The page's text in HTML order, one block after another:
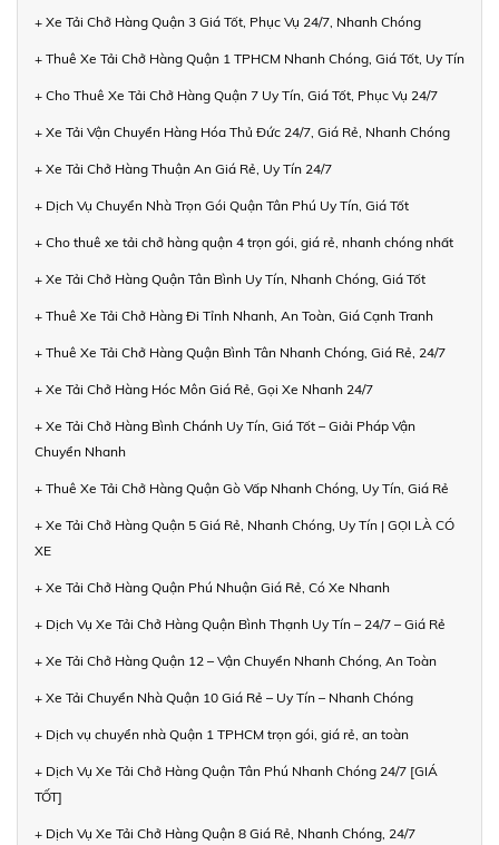
+ Xe Tải Chở Hàng Quận 3 Giá Tốt, Phục Vụ 24/7, Nhanh Chóng
+ Thuê Xe Tải Chở Hàng Quận 1 TPHCM Nhanh Chóng, Giá Tốt, Uy Tín
+ Cho Thuê Xe Tải Chở Hàng Quận 7 Uy Tín, Giá Tốt, Phục Vụ 24/7
+ Xe Tải Vận Chuyển Hàng Hóa Thủ Đức 24/7, Giá Rẻ, Nhanh Chóng
+ Xe Tải Chở Hàng Thuận An Giá Rẻ, Uy Tín 24/7
+ Dịch Vụ Chuyển Nhà Trọn Gói Quận Tân Phú Uy Tín, Giá Tốt
+ Cho thuê xe tải chở hàng quận 4 trọn gói, giá rẻ, nhanh chóng nhất
+ Xe Tải Chở Hàng Quận Tân Bình Uy Tín, Nhanh Chóng, Giá Tốt
+ Thuê Xe Tải Chở Hàng Đi Tỉnh Nhanh, An Toàn, Giá Cạnh Tranh
+ Thuê Xe Tải Chở Hàng Quận Bình Tân Nhanh Chóng, Giá Rẻ, 24/7
+ Xe Tải Chở Hàng Hóc Môn Giá Rẻ, Gọi Xe Nhanh 24/7
+ Xe Tải Chở Hàng Bình Chánh Uy Tín, Giá Tốt – Giải Pháp Vận
Chuyển Nhanh
+ Thuê Xe Tải Chở Hàng Quận Gò Vấp Nhanh Chóng, Uy Tín, Giá Rẻ
+ Xe Tải Chở Hàng Quận 5 Giá Rẻ, Nhanh Chóng, Uy Tín | GỌI LÀ CÓ
XE
+ Xe Tải Chở Hàng Quận Phú Nhuận Giá Rẻ, Có Xe Nhanh
+ Dịch Vụ Xe Tải Chở Hàng Quận Bình Thạnh Uy Tín – 24/7 – Giá Rẻ
+ Xe Tải Chở Hàng Quận 12 – Vận Chuyển Nhanh Chóng, An Toàn
+ Xe Tải Chuyển Nhà Quận 10 Giá Rẻ – Uy Tín – Nhanh Chóng
+ Dịch vụ chuyển nhà Quận 1 TPHCM trọn gói, giá rẻ, an toàn
+ Dịch Vụ Xe Tải Chở Hàng Quận Tân Phú Nhanh Chóng 24/7 [GIÁ
TỐT]
+ Dịch Vụ Xe Tải Chở Hàng Quận 8 Giá Rẻ, Nhanh Chóng, 24/7